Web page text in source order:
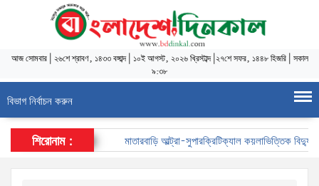
আজসোমবার| ২৬শে শ্রাবণ, ১৪৩৩ বঙ্গাব্দ| ১০ই আগস্ট, ২০২৬ খ্রিস্টাব্দ| ২৭শে সফর, ১৪৪৮ হিজরি| সকাল
৯:৩৮
বিভাগ নির্বাচন করুন
শিরোনাম : মাতারবাড়ি আল্ট্রা-সুপারক্রিটিক্যাল কয়লাভিত্তিক